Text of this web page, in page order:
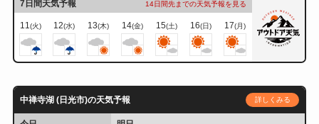
7日間天気予報 14日間先までの天気予報を見る
11(火) 12(水) 13(木) 14(金) 15(土) 16(日) 17(月)
中禅寺湖 (日光市)の天気予報 詳しくみる